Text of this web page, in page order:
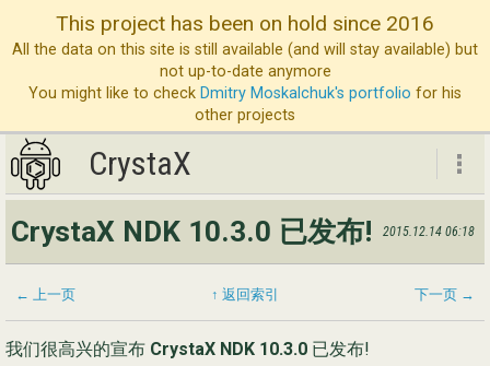
This project has been on hold since 2016
All the data on this site is still available (and will stay available) but
not up-to-date anymore
You might like to check Dmitry Moskalchuk's portfolio for his
other projects
CrystaX
服
CrystaX
CrystaX NDK 10.3.0 已发布! 2015.12.14 06:18
← 上一页 ↑ 返回索引 下一页 →
我们很高兴的宣布 CrystaX NDK 10.3.0 已发布!